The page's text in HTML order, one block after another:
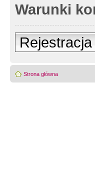
Warunki
Rejestracja
Strona główna